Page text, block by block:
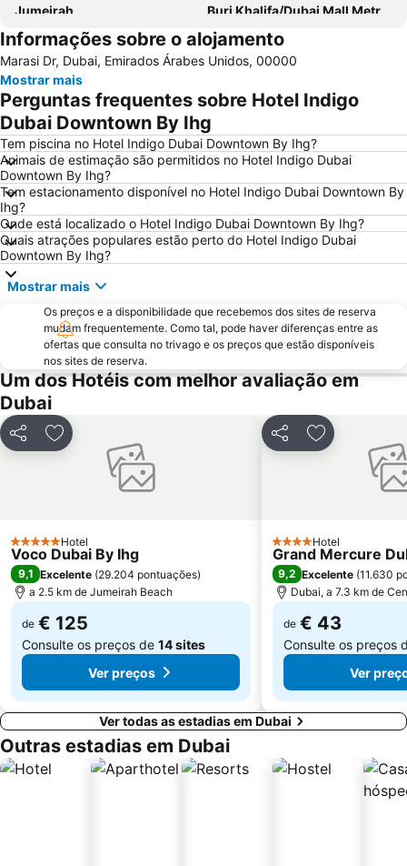
Jumeirah
Burj Khalifa/Dubai Mall Metro Station
Dubai World Trade Centre
Al Barsha Dubai
Business Bay
Dubai Festival City
Deira City Centre Metro Station
Sheikh Zayed Road
Deira City Center Mall
Jumeirah Beach Residence
Bur Dubai
Burj KhalifaDubai Mall Metro Station
Dubai Metro
Al Rigga
GULFOOD EXHIBITION
Dubai Creek
Airport Terminal 3 Metro Station
Al Qusais
Sharjah City Center
DMCC Metro Station
DUBAI INTERNATIONAL BOAT SHOW
Dubai Marina Mall
Dubai Aquarium & Underwater Zoo
World Trade Centre Metro Station
Dubai Museum
Dubai Media City
Al Maktoum International Airport
The Dubai Fountain
Souk Madinat Jumeirah
Aquaventure Waterpark
Airport Terminal 1 Metro Station
Oud Metha
Nadd Al Shiba
Informações sobre o alojamento
Marasi Dr, Dubai, Emirados Árabes Unidos, 00000
Mostrar mais
Perguntas frequentes sobre Hotel Indigo
Dubai Downtown By Ihg
Tem piscina no Hotel Indigo Dubai Downtown By Ihg?
Animais de estimação são permitidos no Hotel Indigo Dubai
Downtown By Ihg?
Tem estacionamento disponível no Hotel Indigo Dubai Downtown By
Ihg?
Onde está localizado o Hotel Indigo Dubai Downtown By Ihg?
Quais atrações populares estão perto do Hotel Indigo Dubai
Downtown By Ihg?
Mostrar mais
Os preços e a disponibilidade que recebemos dos sites de reserva
mudam frequentemente. Como tal, pode haver diferenças entre as
ofertas que consulta no trivago e os preços que estão disponíveis
nos sites de reserva.
Um dos Hotéis com melhor avaliação em
Dubai
PartilharAdicionar aos favoritos
5 EstrelasHotel
Voco Dubai By Ihg
9,1 Excelente (29.204 pontuações)
a 2.5 km de Jumeirah Beach
de € 125
Consulte os preços de 14 sites
Ver preços
PartilharAdicionar
4 Estrelas
Hotel
Grand Mercure
9,2 Excelente (11.630
Dubai, a 7.3 km de
de € 43
Consulte os preços
Ver
Ver todas as estadias em Dubai
Outras estadias em Dubai